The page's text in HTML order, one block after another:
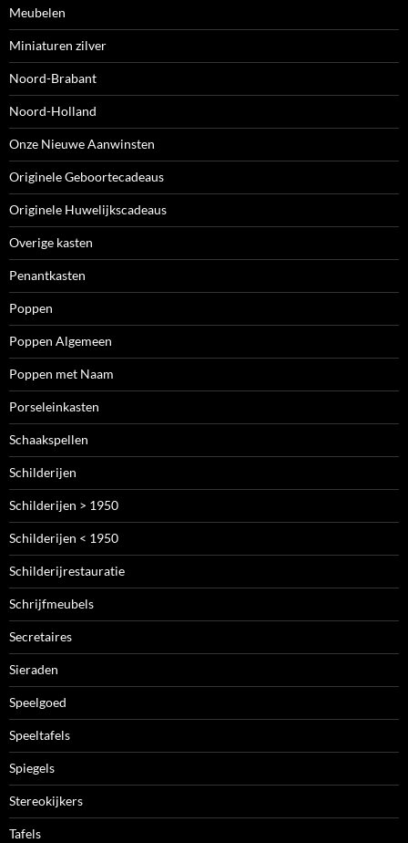
Meubelen
Miniaturen zilver
Noord-Brabant
Noord-Holland
Onze Nieuwe Aanwinsten
Originele Geboortecadeaus
Originele Huwelijkscadeaus
Overige kasten
Penantkasten
Poppen
Poppen Algemeen
Poppen met Naam
Porseleinkasten
Schaakspellen
Schilderijen
Schilderijen > 1950
Schilderijen < 1950
Schilderijrestauratie
Schrijfmeubels
Secretaires
Sieraden
Speelgoed
Speeltafels
Spiegels
Stereokijkers
Tafels